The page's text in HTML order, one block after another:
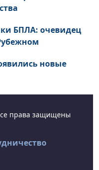
БПЛА: очевидец
новые
права защищены